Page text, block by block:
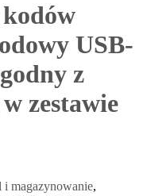
USB-
z
zestawie
i magazynowanie,